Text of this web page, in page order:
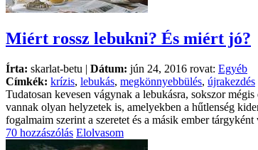
Miért rossz lebukni? És miért jó?
Írta: skarlat-betu | Dátum: jún 24, 2016 rovat: Egyéb
Címkék: krízis, lebukás, megkönnyebbülés, újrakezdés
Tudatosan kevesen vágynak a lebukásra, sokszor
vannak olyan helyzetek is, amelyekben a hűtlenség
fogalmaim szerint a szeretet és a másik ember
70 hozzászólás Elolvasom